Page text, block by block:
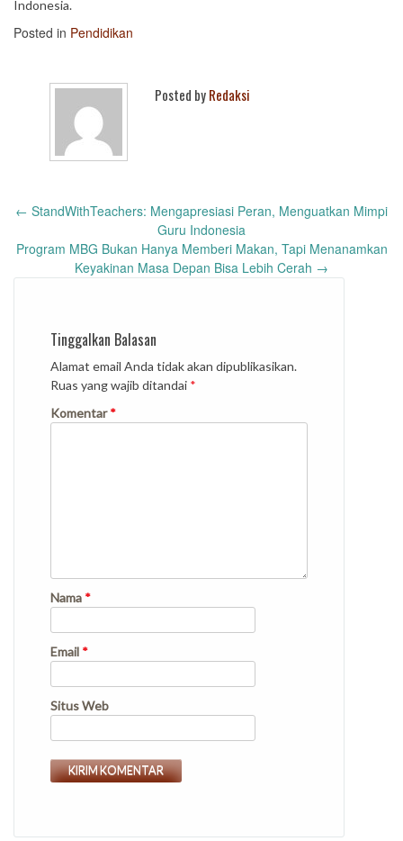
Indonesia.
Posted in Pendidikan
Posted byRedaksi
Post
← StandWithTeachers: Mengapresiasi Peran, Menguatkan Mimpi
Guru Indonesia
Program MBG Bukan Hanya Memberi Makan, Tapi Menanamkan
Keyakinan Masa Depan Bisa Lebih Cerah →
Tinggalkan Balasan
Alamat email Anda tidak akan dipublikasikan.
Ruas yang wajib ditandai *
Komentar*
Nama *
Email *
Situs Web